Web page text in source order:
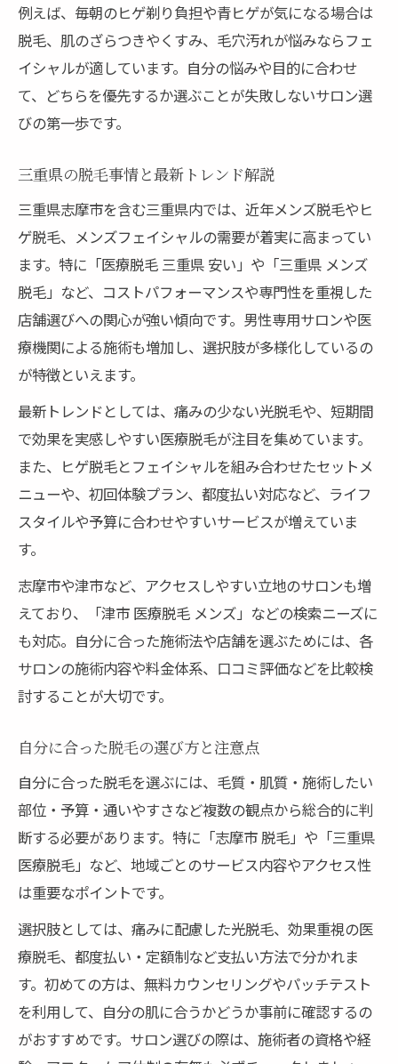
ヒゲ脱毛とフェイシャルの選び方と特徴
三重県で人気の脱毛施術と効果の見極め方
脱毛後のアフターケアとフェイシャルの重
要性
脱毛選びで失敗しないための見極め方
メンズ脱毛の種類と肌質・毛質別の選択法
フェイシャル施術と脱毛の相乗効果を解説
志摩市でおすすめの脱毛基準を知ろう
効果と通いやすさで選ぶ脱毛サロン判断法
医療脱毛とサロン脱毛どちらが自分向きか検証
医療脱毛とサロン脱毛の特徴を比較解説
脱毛の痛みや回数の違いを詳しく紹介
予算や効果から見るおすすめ脱毛プラン
メンズ脱毛で後悔しないための選択基準
理想の肌を目指すなら知っておきたい脱毛のコ
理想の肌へ導く脱毛のポイントを徹底解説
脱毛とフェイシャルの組み合わせ効果とは
三重県の脱毛サロン活用術と上手な通い方
脱毛後のケアと美肌を保つ習慣づくり
長く続けられる脱毛生活の始め方を提案
例えば、毎朝のヒゲ剃り負担や青ヒゲが気になる場合は
脱毛、肌のざらつきやくすみ、毛穴汚れが悩みならフェ
イシャルが適しています。自分の悩みや目的に合わせ
て、どちらを優先するか選ぶことが失敗しないサロン選
びの第一歩です。
三重県の脱毛事情と最新トレンド解説
三重県志摩市を含む三重県内では、近年メンズ脱毛やヒ
ゲ脱毛、メンズフェイシャルの需要が着実に高まってい
ます。特に「医療脱毛 三重県 安い」や「三重県 メンズ
脱毛」など、コストパフォーマンスや専門性を重視した
店舗選びへの関心が強い傾向です。男性専用サロンや医
療機関による施術も増加し、選択肢が多様化しているの
が特徴といえます。
最新トレンドとしては、痛みの少ない光脱毛や、短期間
で効果を実感しやすい医療脱毛が注目を集めています。
また、ヒゲ脱毛とフェイシャルを組み合わせたセットメ
ニューや、初回体験プラン、都度払い対応など、ライフ
スタイルや予算に合わせやすいサービスが増えていま
す。
志摩市や津市など、アクセスしやすい立地のサロンも増
えており、「津市 医療脱毛 メンズ」などの検索ニーズに
も対応。自分に合った施術法や店舗を選ぶためには、各
サロンの施術内容や料金体系、口コミ評価などを比較検
討することが大切です。
自分に合った脱毛の選び方と注意点
自分に合った脱毛を選ぶには、毛質・肌質・施術したい
部位・予算・通いやすさなど複数の観点から総合的に判
断する必要があります。特に「志摩市 脱毛」や「三重県
医療脱毛」など、地域ごとのサービス内容やアクセス性
は重要なポイントです。
選択肢としては、痛みに配慮した光脱毛、効果重視の医
療脱毛、都度払い・定額制など支払い方法で分かれま
す。初めての方は、無料カウンセリングやパッチテスト
を利用して、自分の肌に合うかどうか事前に確認するの
がおすすめです。サロン選びの際は、施術者の資格や経